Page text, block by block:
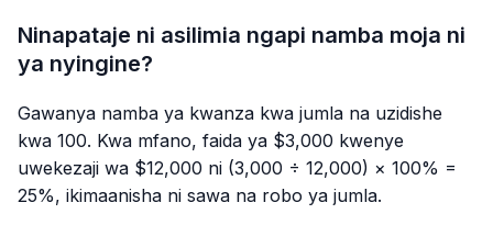
Ninapataje ni asilimia ngapi namba moja ni
ya nyingine?
Gawanya namba ya kwanza kwa jumla na uzidishe
kwa 100. Kwa mfano, faida ya $3,000 kwenye
uwekezaji wa $12,000 ni (3,000 ÷ 12,000) × 100% =
25%, ikimaanisha ni sawa na robo ya jumla.